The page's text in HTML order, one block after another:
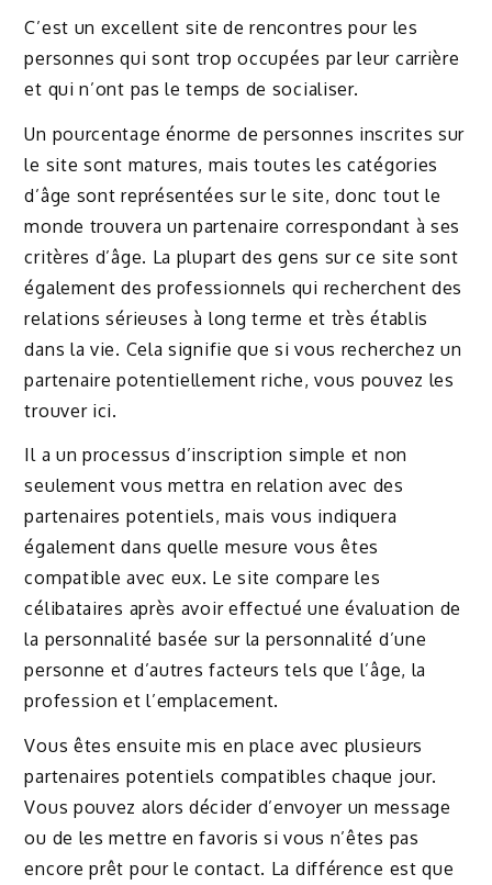
C’est un excellent site de rencontres pour les
personnes qui sont trop occupées par leur carrière
et qui n’ont pas le temps de socialiser.
Un pourcentage énorme de personnes inscrites sur
le site sont matures, mais toutes les catégories
d’âge sont représentées sur le site, donc tout le
monde trouvera un partenaire correspondant à ses
critères d’âge. La plupart des gens sur ce site sont
également des professionnels qui recherchent des
relations sérieuses à long terme et très établis
dans la vie. Cela signifie que si vous recherchez un
partenaire potentiellement riche, vous pouvez les
trouver ici.
Il a un processus d’inscription simple et non
seulement vous mettra en relation avec des
partenaires potentiels, mais vous indiquera
également dans quelle mesure vous êtes
compatible avec eux. Le site compare les
célibataires après avoir effectué une évaluation de
la personnalité basée sur la personnalité d’une
personne et d’autres facteurs tels que l’âge, la
profession et l’emplacement.
Vous êtes ensuite mis en place avec plusieurs
partenaires potentiels compatibles chaque jour.
Vous pouvez alors décider d’envoyer un message
ou de les mettre en favoris si vous n’êtes pas
encore prêt pour le contact. La différence est que